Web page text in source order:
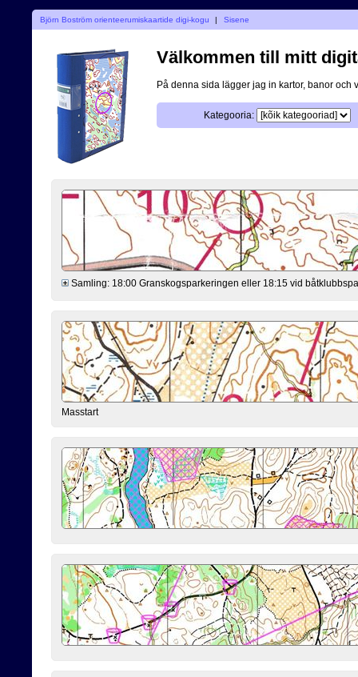
Björn Boström orienteerumiskaartide digi-kogu | Sisene
Välkommen till mitt
På denna sida lägger jag in kartor, banor och
Kategooria:
Samling: 18:00 Granskogsparkeringen eller 18:15 vid
Masstart